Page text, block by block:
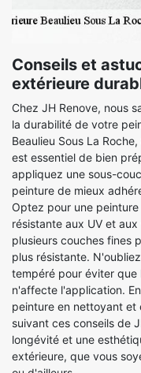
Conseils et
extérieure
Chez JH Renove, nous
la durabilité de votre
Beaulieu Sous La
est essentiel de bien
appliquez une sous-
peinture de mieux
Optez pour une
résistante aux UV et
plusieurs couches fines
plus résistante.
tempéré pour éviter que
n'affecte l'application.
peinture en nettoyant et
suivant ces conseils de
longévité et une
extérieure, que vous